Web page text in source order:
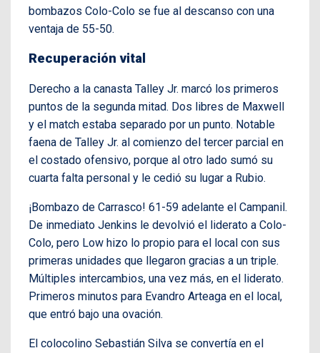
bombazos Colo-Colo se fue al descanso con una
ventaja de 55-50.
Recuperación vital
Derecho a la canasta Talley Jr. marcó los primeros
puntos de la segunda mitad. Dos libres de Maxwell
y el match estaba separado por un punto. Notable
faena de Talley Jr. al comienzo del tercer parcial en
el costado ofensivo, porque al otro lado sumó su
cuarta falta personal y le cedió su lugar a Rubio.
¡Bombazo de Carrasco! 61-59 adelante el Campanil.
De inmediato Jenkins le devolvió el liderato a Colo-
Colo, pero Low hizo lo propio para el local con sus
primeras unidades que llegaron gracias a un triple.
Múltiples intercambios, una vez más, en el liderato.
Primeros minutos para Evandro Arteaga en el local,
que entró bajo una ovación.
El colocolino Sebastián Silva se convertía en el